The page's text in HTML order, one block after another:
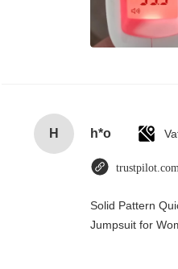
H h*o
Solid Pattern
Jumpsuit for